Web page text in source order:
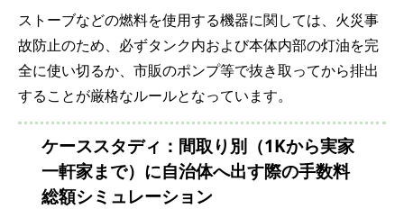
ストーブなどの燃料を使用する機器に関しては、火災事
故防止のため、必ずタンク内および本体内部の灯油を完
全に使い切るか、市販のポンプ等で抜き取ってから排出
することが厳格なルールとなっています。
ケーススタディ：間取り別（1Kから実家
一軒家まで）に自治体へ出す際の手数料
総額シミュレーション